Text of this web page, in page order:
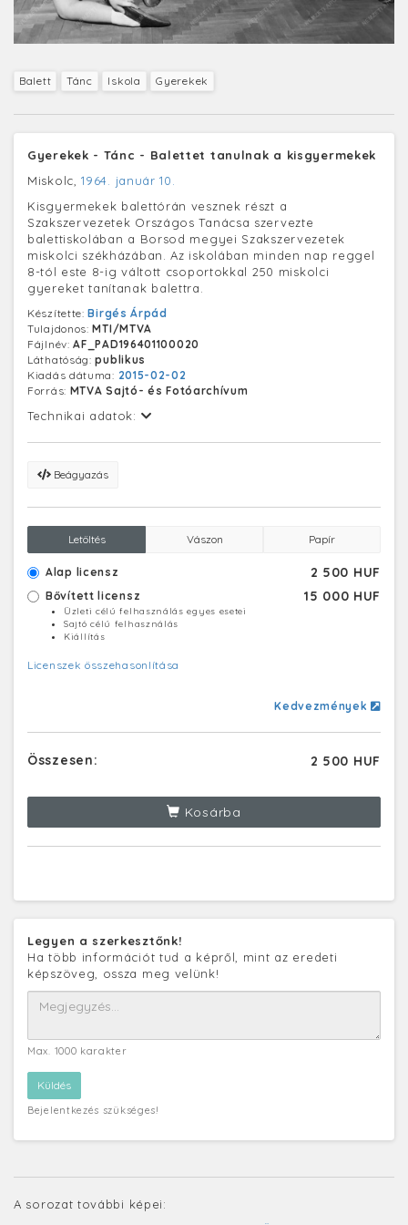
Balett Tánc Iskola Gyerekek
Gyerekek - Tánc - Balettet tanulnak a kisgyermekek
Miskolc,1964. január 10.
Kisgyermekek balettórán vesznek részt a
Szakszervezetek Országos Tanácsa szervezte
balettiskolában a Borsod megyei Szakszervezetek
miskolci székházában. Az iskolában minden nap reggel
8-tól este 8-ig váltott csoportokkal 250 miskolci
gyereket tanítanak balettra.
Készítette:Birgés Árpád
Tulajdonos:MTI/MTVA
Fájlnév:AF_PAD196401100020
Láthatóság:publikus
Kiadás dátuma: 2015-02-02
Forrás: MTVA Sajtó- és Fotóarchívum
Technikai adatok:
Beágyazás
Letöltés Vászon Papír
Alap licensz 2 500 HUF
Bővített licensz 15 000 HUF
Üzleti célú felhasználás egyes esetei
Sajtó célú felhasználás
Kiállítás
Licenszek összehasonlítása
Kedvezmények
Összesen: 2 500 HUF
Kosárba
Legyen a szerkesztőnk!
Ha több információt tud a képről, mint az eredeti
képszöveg, ossza meg velünk!
Max. 1000 karakter
Bejelentkezés szükséges!
A sorozat további képei: